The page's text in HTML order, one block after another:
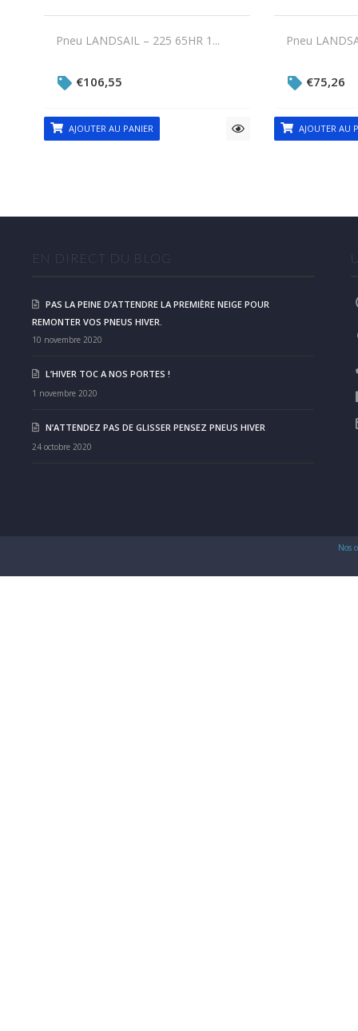
Pneu LANDSAIL – 225 65HR 1...
€106,55
AJOUTER AU PANIER
Pneu
€75,26
AJOUTER AU
EN DIRECT DU BLOG
PAS LA PEINE D’ATTENDRE LA PREMIÈRE NEIGE POUR
REMONTER VOS PNEUS HIVER.
10 novembre 2020
L’HIVER TOC A NOS PORTES !
1 novembre 2020
N’ATTENDEZ PAS DE GLISSER PENSEZ PNEUS HIVER
24 octobre 2020
Nos